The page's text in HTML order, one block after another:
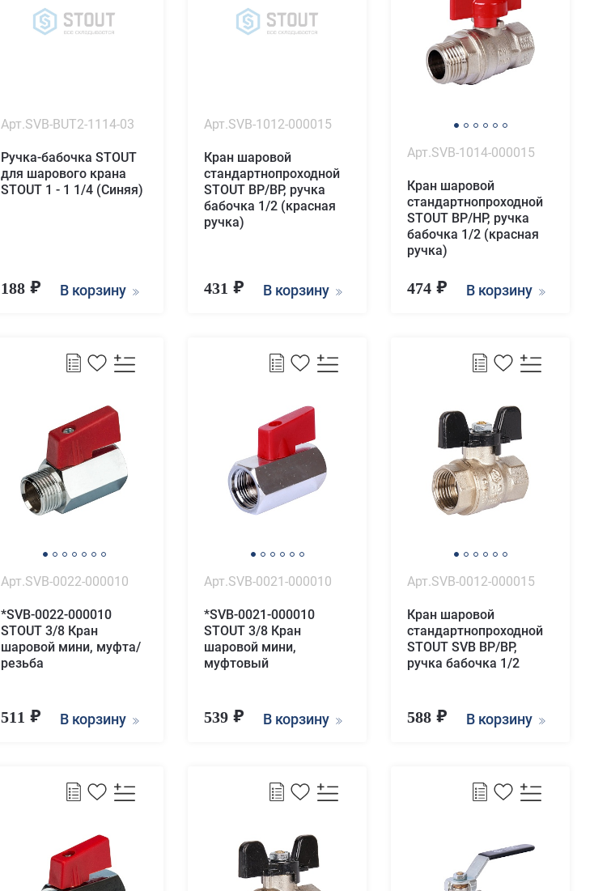
Арт.SVB-BUT2-1114-03
Ручка-бабочка STOUT
для шарового крана
STOUT 1 - 1 1/4 (Синяя)
188 В корзину
Арт.SVB-1012-000015
Кран шаровой
стандартнопроходной
STOUT ВР/ВР, ручка
бабочка 1/2 (красная
ручка)
431 В корзину
Арт.SVB-1014-000015
Кран шаровой
стандартнопроходной
STOUT ВР/НР, ручка
бабочка 1/2 (красная
ручка)
474 В корзину
Арт.SVB-0022-000010
*SVB-0022-000010
STOUT 3/8 Кран
шаровой мини, муфта/
резьба
511 В корзину
Арт.SVB-0021-000010
*SVB-0021-000010
STOUT 3/8 Кран
шаровой мини,
муфтовый
539 В корзину
Арт.SVB-0012-000015
Кран шаровой
стандартнопроходной
STOUT SVB ВР/ВР,
ручка бабочка 1/2
588 В корзину